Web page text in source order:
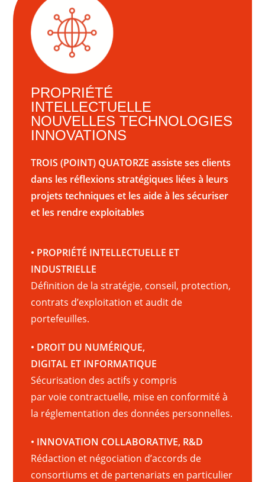
PROPRIÉTÉ
INTELLECTUELLE
NOUVELLES TECHNOLOGIES
INNOVATIONS
TROIS (POINT) QUATORZE assiste ses clients
dans les réflexions stratégiques liées à leurs
projets techniques et les aide à les sécuriser
et les rendre exploitables
• PROPRIÉTÉ INTELLECTUELLE ET
INDUSTRIELLE
Définition de la stratégie, conseil, protection,
contrats d’exploitation et audit de
portefeuilles.
• DROIT DU NUMÉRIQUE,
DIGITAL ET INFORMATIQUE
Sécurisation des actifs y compris
par voie contractuelle, mise en conformité à
la réglementation des données personnelles.
• INNOVATION COLLABORATIVE, R&D
Rédaction et négociation d’accords de
consortiums et de partenariats en particulier